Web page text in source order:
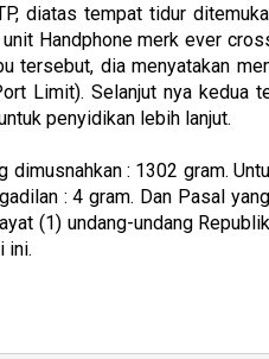
diatas tempat tidur
Handphone merk ever
tersebut, dia menyatakan
Limit). Selanjut nya kedua
penyidikan lebih lanjut.
dimusnahkan : 1302 gram.
: 4 gram. Dan Pasal
(1) undang-undang
ini.